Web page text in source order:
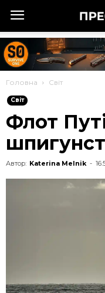
Головна Cвіт
Cвіт
Флот
Автор: Katerina Melnik -